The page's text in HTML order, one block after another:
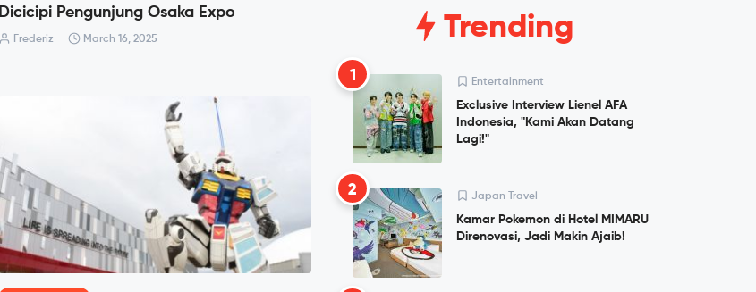
Dicicipi Pengunjung Osaka Expo
Frederiz March 16, 2025 Trending
1 Entertainment
Exclusive Interview Lienel AFA
Indonesia, "Kami Akan Datang
Lagi!"
2 Japan Travel
Kamar Pokemon di Hotel MIMARU
Direnovasi, Jadi Makin Ajaib!